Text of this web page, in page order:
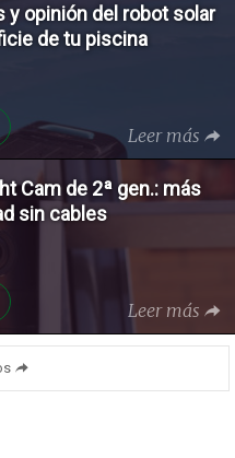
y opinión del robot solar
de tu piscina
Leer más
Cam de 2ª gen.: más
sin cables
Leer más